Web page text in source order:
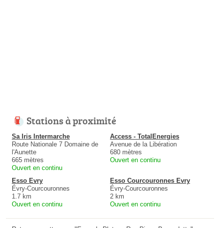
Stations à proximité
Sa Iris Intermarche
Route Nationale 7 Domaine de
l'Aunette
665 mètres
Ouvert en continu
Access - TotalEnergies
Avenue de la Libération
680 mètres
Ouvert en continu
Esso Evry
Évry-Courcouronnes
1.7 km
Ouvert en continu
Esso Courcouronnes Evry
Évry-Courcouronnes
2 km
Ouvert en continu